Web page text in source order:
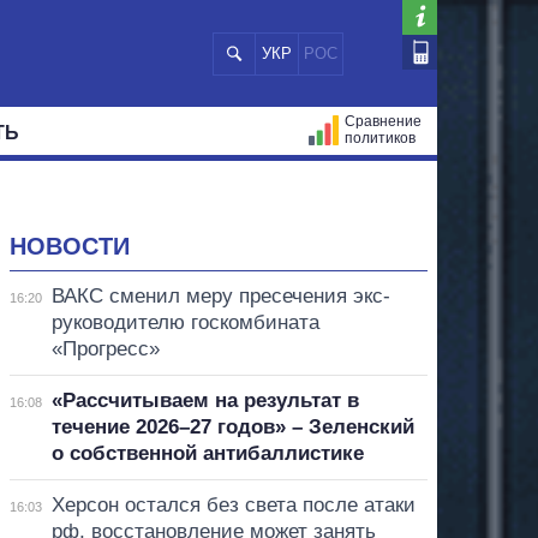
УКР РОС
Сравнение
политиков
НОВОСТИ
16:20
ВАКС сменил меру пресечения экс-
руководителю госкомбината
«Прогресс»
16:08
«Рассчитываем на результат в
течение 2026–27 годов» – Зеленский
о собственной антибаллистике
16:03
Херсон остался без света после атаки
рф, восстановление может занять